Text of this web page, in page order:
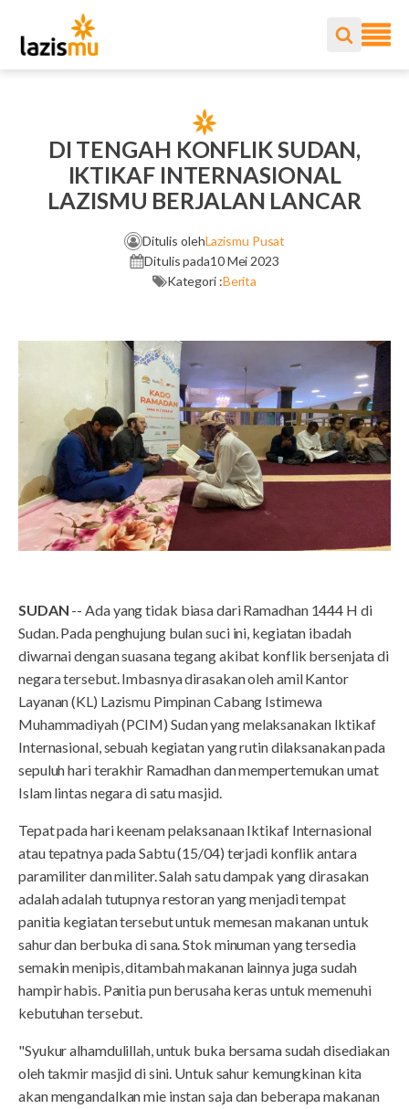
DI TENGAH KONFLIK SUDAN,
IKTIKAF INTERNASIONAL
LAZISMU BERJALAN LANCAR
Ditulis olehLazismu Pusat
Ditulis pada10 Mei 2023
Kategori :Berita
SUDAN -- Ada yang tidak biasa dari Ramadhan 1444 H di
Sudan. Pada penghujung bulan suci ini, kegiatan ibadah
diwarnai dengan suasana tegang akibat konflik bersenjata di
negara tersebut. Imbasnya dirasakan oleh amil Kantor
Layanan (KL) Lazismu Pimpinan Cabang Istimewa
Muhammadiyah (PCIM) Sudan yang melaksanakan Iktikaf
Internasional, sebuah kegiatan yang rutin dilaksanakan pada
sepuluh hari terakhir Ramadhan dan mempertemukan umat
Islam lintas negara di satu masjid.
Tepat pada hari keenam pelaksanaan Iktikaf Internasional
atau tepatnya pada Sabtu (15/04) terjadi konflik antara
paramiliter dan militer. Salah satu dampak yang dirasakan
adalah adalah tutupnya restoran yang menjadi tempat
panitia kegiatan tersebut untuk memesan makanan untuk
sahur dan berbuka di sana. Stok minuman yang tersedia
semakin menipis, ditambah makanan lainnya juga sudah
hampir habis. Panitia pun berusaha keras untuk memenuhi
kebutuhan tersebut.
"Syukur alhamdulillah, untuk buka bersama sudah disediakan
oleh takmir masjid di sini. Untuk sahur kemungkinan kita
akan mengandalkan mie instan saja dan beberapa makanan